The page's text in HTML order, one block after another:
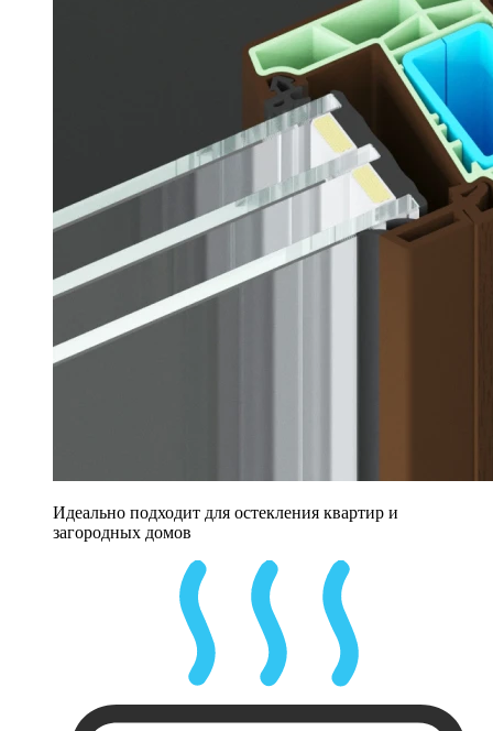
Идеально подходит для остекления квартир и
загородных домов